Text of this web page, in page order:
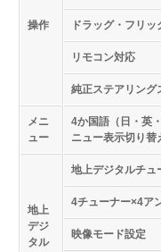
操作 ドラッグ・フリッ
リモコン対応
純正ステアリング
メニ
ュー
4か国語（日・英
ニュー表示切り替
地上
デジ
タル
地上デジタルチュ
4チューナー×4ア
映像モード設定